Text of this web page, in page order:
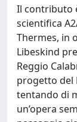
Il contributo
scientifica
Thermes, in
Libeskind
Reggio
progetto del
tentando di
un’opera